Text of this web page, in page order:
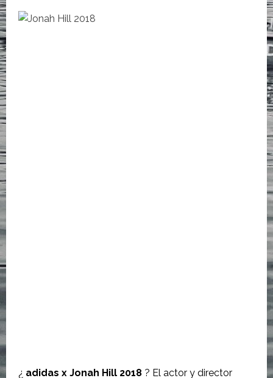
¿ adidas x Jonah Hill 2018 ? El actor y director